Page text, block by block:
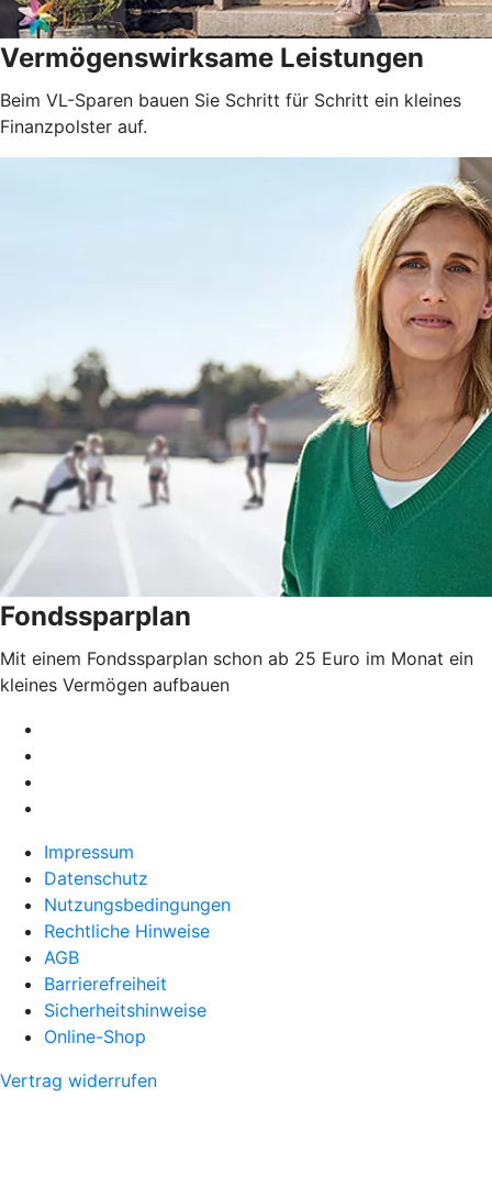
Vermögenswirksame Leistungen
Beim VL-Sparen bauen Sie Schritt für Schritt ein kleines
Finanzpolster auf.
Fondssparplan
Mit einem Fondssparplan schon ab 25 Euro im Monat ein
kleines Vermögen aufbauen
Impressum
Datenschutz
Nutzungsbedingungen
Rechtliche Hinweise
AGB
Barrierefreiheit
Sicherheitshinweise
Online-Shop
Vertrag widerrufen